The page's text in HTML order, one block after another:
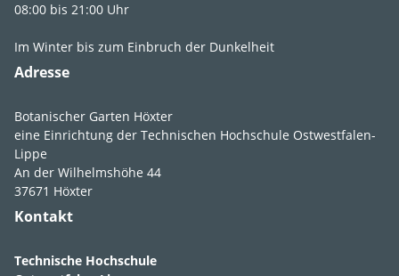
08:00 bis 21:00 Uhr
Im Winter bis zum Einbruch der Dunkelheit
Adresse
Botanischer Garten Höxter
eine Einrichtung der Technischen Hochschule Ostwestfalen-
Lippe
An der Wilhelmshöhe 44
37671 Höxter
Kontakt
Technische Hochschule